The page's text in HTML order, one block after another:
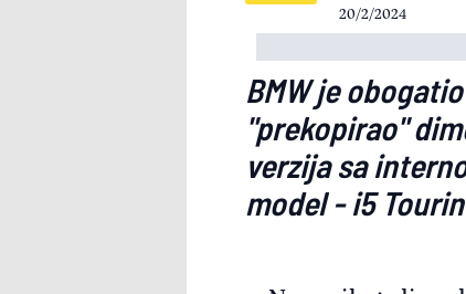
20/2/2024
BMW je
"prekopirao"
verzija sa
model - i5